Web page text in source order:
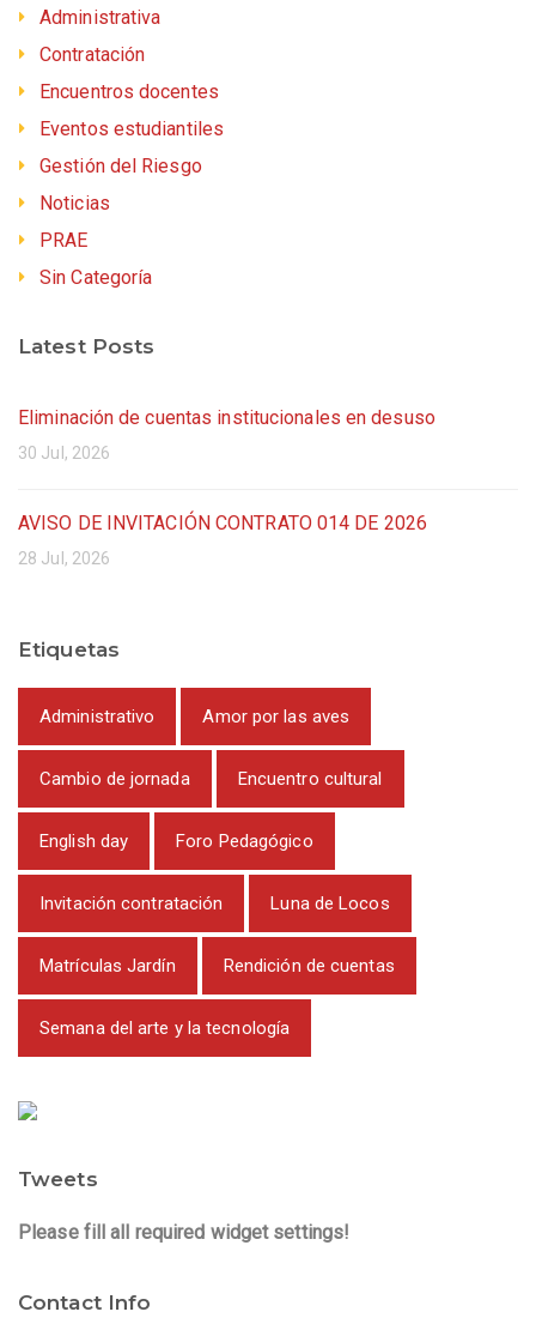
Administrativa
Contratación
Encuentros docentes
Eventos estudiantiles
Gestión del Riesgo
Noticias
PRAE
Sin Categoría
Latest Posts
Eliminación de cuentas institucionales en desuso
30 Jul, 2026
AVISO DE INVITACIÓN CONTRATO 014 DE 2026
28 Jul, 2026
Etiquetas
Administrativo Amor por las aves
Cambio de jornada Encuentro cultural
English day Foro Pedagógico
Invitación contratación Luna de Locos
Matrículas Jardín Rendición de cuentas
Semana del arte y la tecnología
Tweets
Please fill all required widget settings!
Contact Info